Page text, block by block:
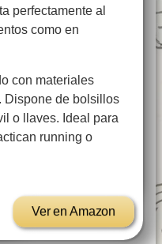
perfectamente al
como en
con materiales
Dispone de bolsillos
o llaves. Ideal para
running o
Ver en Amazon